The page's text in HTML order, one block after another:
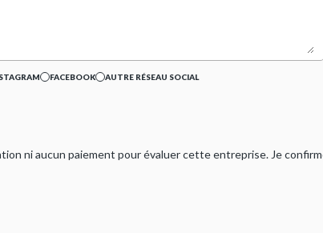
FACEBOOK AUTRE RÉSEAU SOCIAL
ni aucun paiement pour évaluer cette entreprise. Je